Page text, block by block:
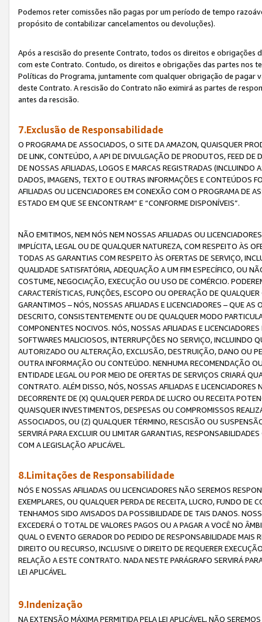
Podemos reter comissões não pagas por um período de tempo
propósito de contabilizar cancelamentos ou devoluções).
Após a rescisão do presente Contrato, todos os direitos e obrigações
com este Contrato. Contudo, os direitos e obrigações das partes nos
Políticas do Programa, juntamente com qualquer obrigação de
deste Contrato. A rescisão do Contrato não eximirá as partes de
antes da rescisão.
7.Exclusão de Responsabilidade
O PROGRAMA DE ASSOCIADOS, O SITE DA AMAZON, QUAISQUER
DE LINK, CONTEÚDO, A API DE DIVULGAÇÃO DE PRODUTOS, FEED
DE NOSSAS AFILIADAS, LOGOS E MARCAS REGISTRADAS
DADOS, IMAGENS, TEXTO E OUTRAS INFORMAÇÕES E CONTEÚDOS
AFILIADAS OU LICENCIADORES EM CONEXÃO COM O PROGRAMA DE
ESTADO EM QUE SE ENCONTRAM” E “CONFORME DISPONÍVEIS”.
NÃO EMITIMOS, NEM NÓS NEM NOSSAS AFILIADAS OU
IMPLÍCITA, LEGAL OU DE QUALQUER NATUREZA, COM RESPEITO ÀS
TODAS AS GARANTIAS COM RESPEITO ÀS OFERTAS DE SERVIÇO,
QUALIDADE SATISFATÓRIA, ADEQUAÇÃO A UM FIM ESPECÍFICO, OU
COSTUME, NEGOCIAÇÃO, EXECUÇÃO OU USO DE COMÉRCIO.
CARACTERÍSTICAS, FUNÇÕES, ESCOPO OU OPERAÇÃO DE
GARANTIMOS – NÓS, NOSSAS AFILIADAS E LICENCIADORES – QUE
DESCRITO, CONSISTENTEMENTE OU DE QUALQUER MODO
COMPONENTES NOCIVOS. NÓS, NOSSAS AFILIADAS E
SOFTWARES MALICIOSOS, INTERRUPÇÕES NO SERVIÇO, INCLUINDO
AUTORIZADO OU ALTERAÇÃO, EXCLUSÃO, DESTRUIÇÃO, DANO OU
OUTRA INFORMAÇÃO OU CONTEÚDO. NENHUMA RECOMENDAÇÃO
ENTIDADE LEGAL OU POR MEIO DE OFERTAS DE SERVIÇOS CRIARÁ
CONTRATO. ALÉM DISSO, NÓS, NOSSAS AFILIADAS E
DECORRENTE DE (X) QUALQUER PERDA DE LUCRO OU RECEITA
QUAISQUER INVESTIMENTOS, DESPESAS OU COMPROMISSOS
ASSOCIADOS, OU (Z) QUALQUER TÉRMINO, RESCISÃO OU
SERVIRÁ PARA EXCLUIR OU LIMITAR GARANTIAS,
COM A LEGISLAÇÃO APLICÁVEL.
8.Limitações de Responsabilidade
NÓS E NOSSAS AFILIADAS OU LICENCIADORES NÃO SEREMOS
EXEMPLARES, OU QUALQUER PERDA DE RECEITA, LUCRO, FUNDO
TENHAMOS SIDO AVISADOS DA POSSIBILIDADE DE TAIS DANOS.
EXCEDERÁ O TOTAL DE VALORES PAGOS OU A PAGAR A VOCÊ NO
QUAL O EVENTO GERADOR DO PEDIDO DE RESPONSABILIDADE
DIREITO OU RECURSO, INCLUSIVE O DIREITO DE REQUERER
RELAÇÃO A ESTE CONTRATO. NADA NESTE PARÁGRAFO SERVIRÁ
LEI APLICÁVEL.
9.Indenização
NA EXTENSÃO MÁXIMA PERMITIDA PELA LEI APLICÁVEL, NÃO